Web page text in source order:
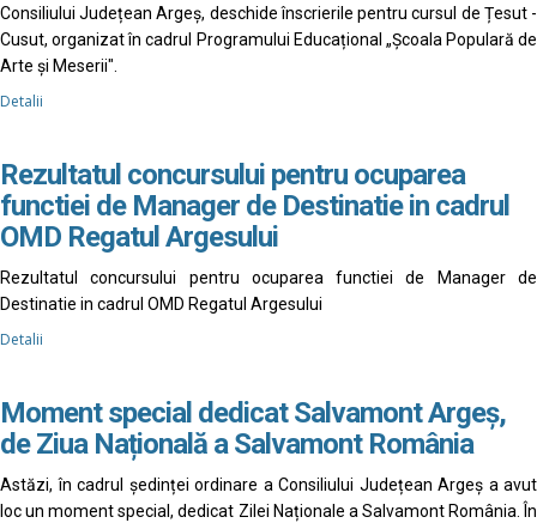
Consiliului Județean Argeș, deschide înscrierile pentru cursul de Țesut -
Cusut, organizat în cadrul Programului Educațional „Școala Populară de
Arte și Meserii".
Detalii
Rezultatul concursului pentru ocuparea
functiei de Manager de Destinatie in cadrul
OMD Regatul Argesului
Rezultatul concursului pentru ocuparea functiei de Manager de
Destinatie in cadrul OMD Regatul Argesului
Detalii
Moment special dedicat Salvamont Argeș,
de Ziua Națională a Salvamont România
Astăzi, în cadrul ședinței ordinare a Consiliului Județean Argeș a avut
loc un moment special, dedicat Zilei Naționale a Salvamont România. În